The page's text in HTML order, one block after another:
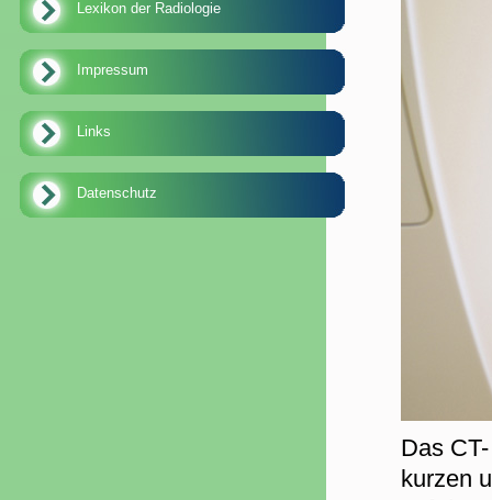
Lexikon der Radiologie
Impressum
Links
Datenschutz
Das
kurzen